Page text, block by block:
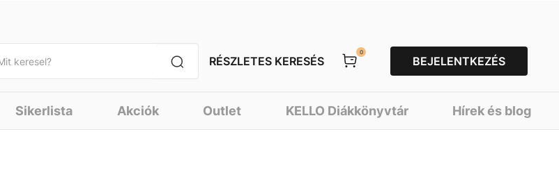
RÉSZLETES KERESÉS
0
BEJELENTKEZÉS
Sikerlista Akciók Outlet KELLO Diákkönyvtár Hírek és blog